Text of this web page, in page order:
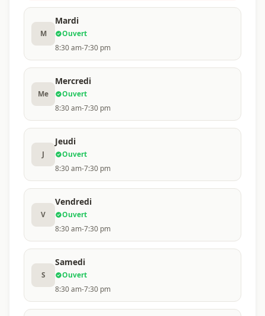
M
Mardi
Ouvert
8:30 am-7:30 pm
Me
Mercredi
Ouvert
8:30 am-7:30 pm
J
Jeudi
Ouvert
8:30 am-7:30 pm
V
Vendredi
Ouvert
8:30 am-7:30 pm
S
Samedi
Ouvert
8:30 am-7:30 pm